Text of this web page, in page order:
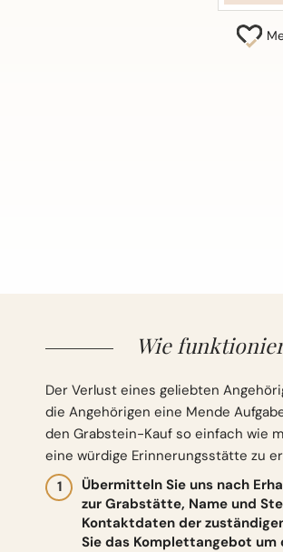
Wie
Der Verlust eines geliebten
die Angehörigen eine Mende
den Grabstein-Kauf so einfach wie
eine würdige Erinnerungsstätte zu
Übermitteln Sie uns nach
zur Grabstätte, Name und
Kontaktdaten der
Sie das Komplettangebot